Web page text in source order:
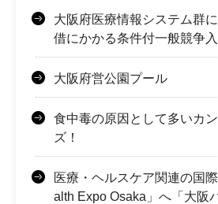
大阪府医療情報システム群
借にかかる条件付一般競争
大阪府営公園プール
食中毒の原因として多いカ
ズ！
医療・ヘルスケア関連の国
alth Expo Osaka」へ「大阪